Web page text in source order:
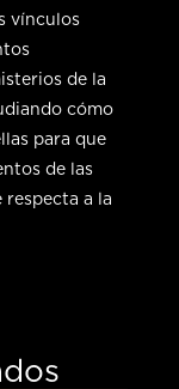
vínculos
de la
cómo
para que
de las
a la